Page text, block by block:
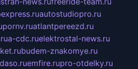
autostudiopro.ru
pornv.ruatlantpereezd.ru
a-cdc.ruelektrostal-news.ru
budem-znakomye.ru
emfire.rupro-otdelky.ru